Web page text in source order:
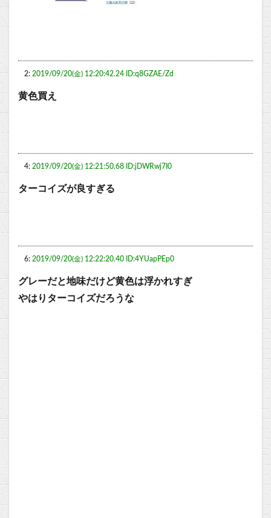
2: 2019/09/20(金) 12:20:42.24 ID:q8GZAE/Zd
黄色買え
4: 2019/09/20(金) 12:21:50.68 ID:jDWRwj7I0
ターコイズが良すぎる
6: 2019/09/20(金) 12:22:20.40 ID:4YUapPEp0
グレーだと地味だけど黄色は浮かれすぎ
やはりターコイズだろうな